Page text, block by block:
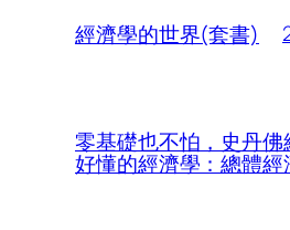
經濟學的世界(套書)
零基礎也不怕，史丹佛
好懂的經濟學：總體經